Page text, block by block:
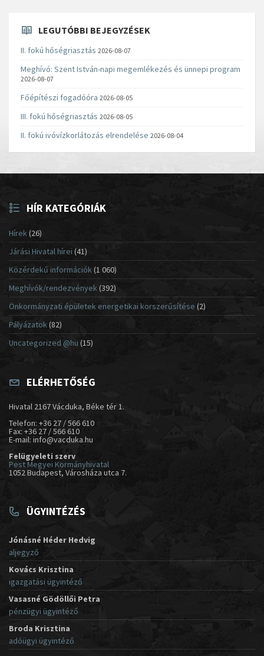
LEGUTÓBBI BEJEGYZÉSEK
II. fokú hőségriasztás 2026-08-07
Meghívó: Szent István-napi megemlékezés és ünnepi program
2026-08-07
Főépítészi fogadóóra 2026-08-05
III. fokú hőségriasztás 2026-08-05
II. fokú ivóvízkorlátozás elrendelése 2026-08-04
HÍR KATEGÓRIÁK
Hírek(26)
Járási Hivatal hírei (41)
Közérdekű információk(1 060)
Meghívók/rendezvények (392)
Önkormányzati épületek energetikai korszerűsítése (2)
Pályázatok (82)
Uncategorized @hu (15)
ELÉRHETŐSÉG
Hivatal 2167 Vácduka, Béke tér 1.
Telefon: +36 27 / 566 610
Fax: +36 27 / 566 610
E-mail: info@vacduka.hu
Felügyeleti szerv
Pest Megyei Kormányhivatal
1052 Budapest, Városháza utca 7.
ÜGYINTÉZÉS
Jónásné Héder Hedvig
aljegyző
Kovács Krisztina
igazgatási ügyintéző
Vasasné Gödöllői Petra
pénzügyi ügyintéző
Broda Krisztina
adóügyi ügyintéző